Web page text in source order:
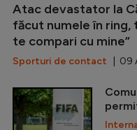
Atac devastator la
făcut numele în ring,
te compari cu mine”
Sporturi de contact | 09